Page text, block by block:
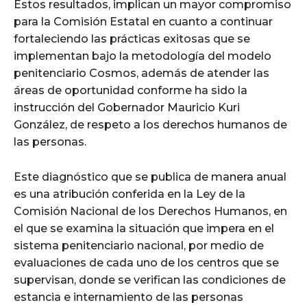
Estos resultados, implican un mayor compromiso
para la Comisión Estatal en cuanto a continuar
fortaleciendo las prácticas exitosas que se
implementan bajo la metodología del modelo
penitenciario Cosmos, además de atender las
áreas de oportunidad conforme ha sido la
instrucción del Gobernador Mauricio Kuri
González, de respeto a los derechos humanos de
las personas.
Este diagnóstico que se publica de manera anual
es una atribución conferida en la Ley de la
Comisión Nacional de los Derechos Humanos, en
el que se examina la situación que impera en el
sistema penitenciario nacional, por medio de
evaluaciones de cada uno de los centros que se
supervisan, donde se verifican las condiciones de
estancia e internamiento de las personas